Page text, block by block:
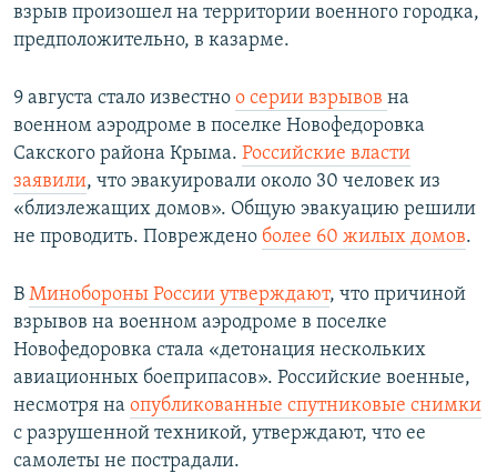
взрыв произошел на территории военного городка,
предположительно, в казарме.
9 августа стало известно о серии взрывов на
военном аэродроме в поселке Новофедоровка
Сакского района Крыма. Российские власти
заявили, что эвакуировали около 30 человек из
«близлежащих домов». Общую эвакуацию решили
не проводить. Повреждено более 60 жилых домов.
В Минобороны России утверждают, что причиной
взрывов на военном аэродроме в поселке
Новофедоровка стала «детонация нескольких
авиационных боеприпасов». Российские военные,
несмотря на опубликованные спутниковые снимки
с разрушенной техникой, утверждают, что ее
самолеты не пострадали.